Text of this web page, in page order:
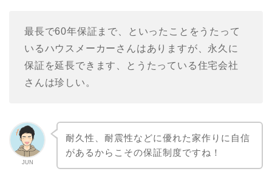
最長で60年保証まで、といったことをうたって
いるハウスメーカーさんはありますが、永久に
保証を延長できます、とうたっている住宅会社
さんは珍しい。
JUN
耐久性、耐震性などに優れた家作りに自信
があるからこその保証制度ですね！